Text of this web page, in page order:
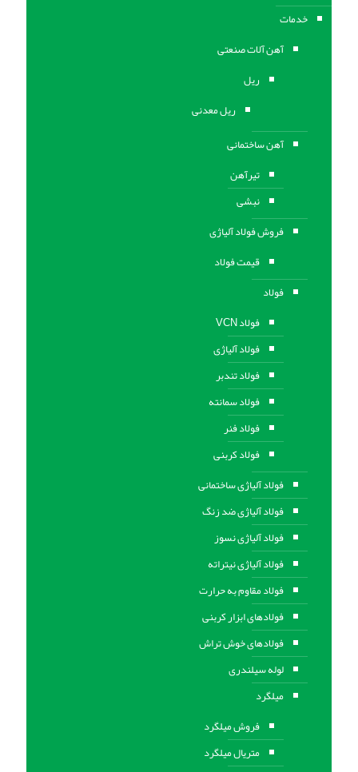
خدمات
آهن آلات صنعتی
ریل
ریل معدنی
آهن ساختمانی
تیرآهن
نبشی
فروش فولاد آلیاژی
قیمت فولاد
فولاد
فولاد VCN
فولاد آلیاژی
فولاد تندبر
فولاد سمانته
فولاد فنر
فولاد کربنی
فولاد آلیاژی ساختمانی
فولاد آلیاژی ضد زنگ
فولاد آلیاژی نسوز
فولاد آلیاژی نیتراته
فولاد مقاوم به حرارت
فولادهای ابزار کربنی
فولادهای خوش تراش
لوله سیلندری
میلگرد
فروش میلگرد
متریال میلگرد